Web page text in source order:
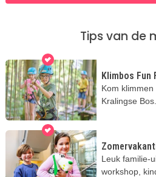
Tips van de
Klimbos Fun
Kom
Kralingse
Leuk familie-
workshop,